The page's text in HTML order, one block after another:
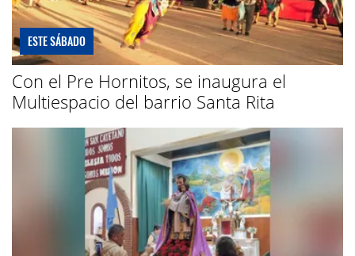
ESTE SÁBADO
Con el Pre Hornitos, se inaugura el
Multiespacio del barrio Santa Rita